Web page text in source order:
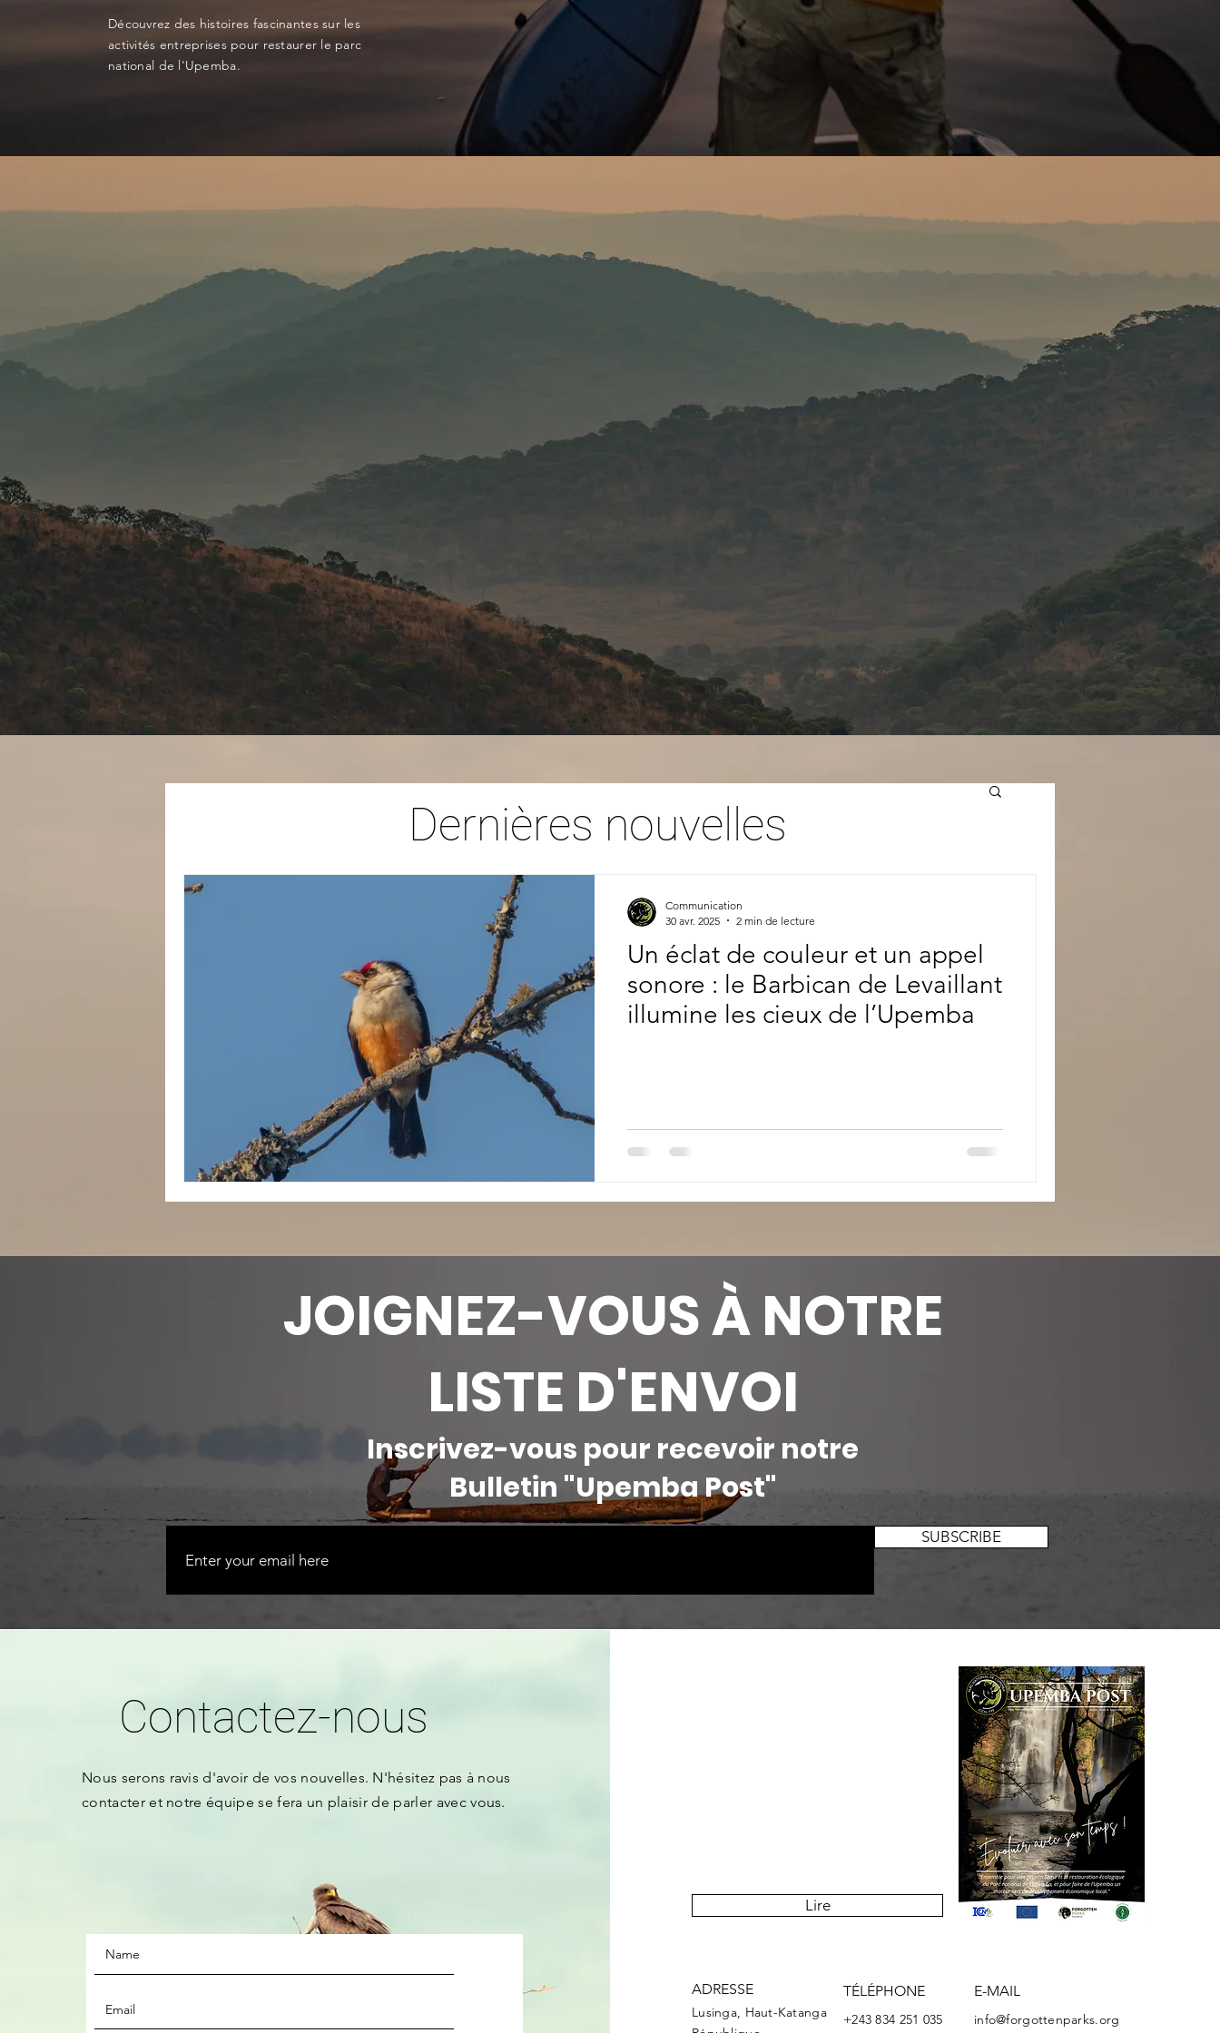
Découvrez des histoires fascinantes sur les
activités entreprises pour restaurer le parc
national de l'Upemba.
Un éclat de couleur et un appel
sonore : le Barbican de Levaillant
illumine les cieux de l’Upemba
Communication
30 avr. 2025
2 min de lecture
Dernières nouvelles
JOIGNEZ-VOUS À NOTRE
LISTE D'ENVOI
Inscrivez-vous pour recevoir notre
Bulletin "Upemba Post"
SUBSCRIBE
Contactez-nous
Nous serons ravis d'avoir de vos nouvelles. N'hésitez pas à nous
contacter et notre équipe se fera un plaisir de parler avec vous.
Lire
ADRESSE
Lusinga, Haut-Katanga
TÉLÉPHONE
+243 834 251 035
E-MAIL
info@forgottenparks.org